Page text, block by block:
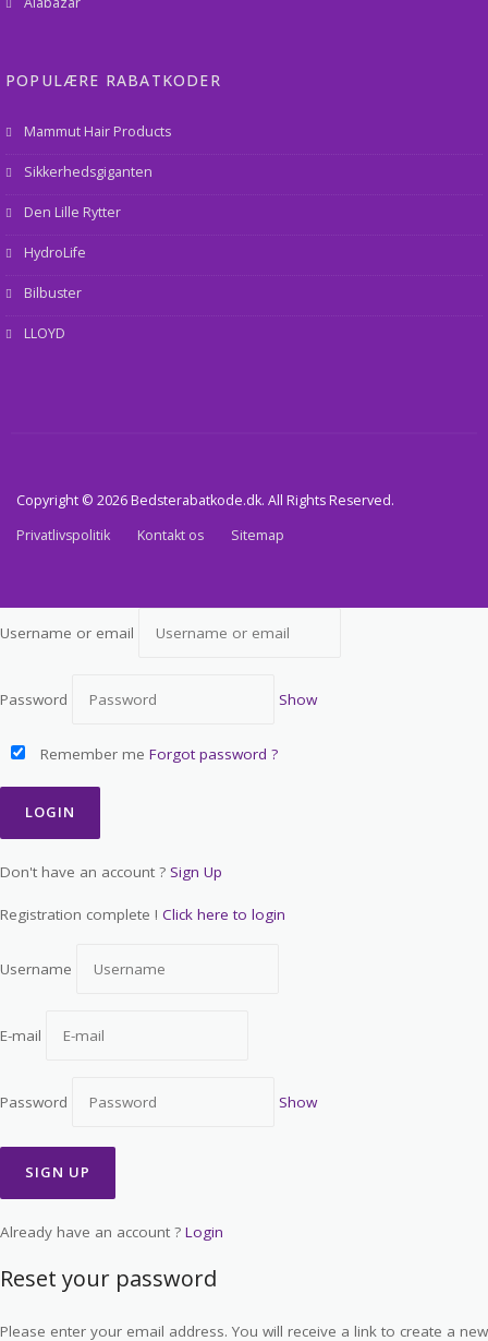
POPULÆRE RABATKODER
Mammut Hair Products
Sikkerhedsgiganten
Den Lille Rytter
HydroLife
Bilbuster
LLOYD
Copyright © 2026 Bedsterabatkode.dk. All Rights Reserved.
Privatlivspolitik
Kontakt os Sitemap
Username or email
Password Show
Remember me Forgot password ?
Don't have an account ? Sign Up
Registration complete ! Click here to login
Username
E-mail
Password Show
Already have an account ? Login
Reset your password
Please enter your email address. You will receive a link to create a new